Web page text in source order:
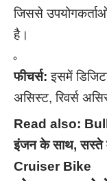
जिससे
है।
फीचर्स: इसमें
असिस्ट, रिवर्स
Read also:
इंजन के साथ,
Cruiser Bike